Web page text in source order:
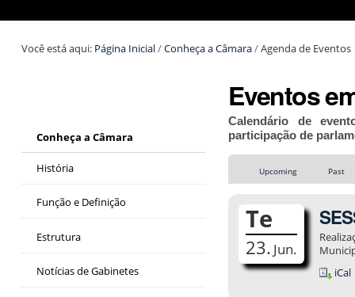
Você está aqui: Página Inicial/Conheça a Câmara/Agenda de Eventos
Conheça a Câmara
História
Função e Definição
Estrutura
Notícias de Gabinetes
Eventos
Calendário de
participação de
Upcoming Past
Te
23. Jun.
iCal